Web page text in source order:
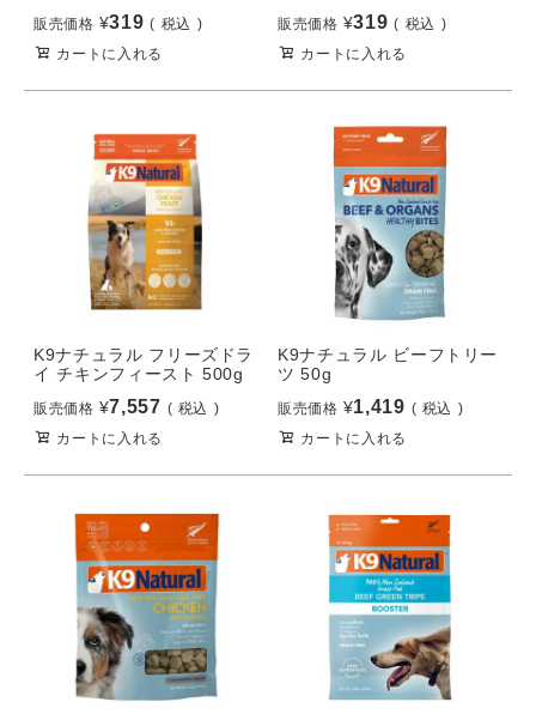
販売価格 ¥319
税込
カートに入れる
販売価格 ¥319
税込
カートに入れる
K9ナチュラル フリーズドラ
イ チキンフィースト 500g
販売価格 ¥7,557
税込
カートに入れる
K9ナチュラル ビーフトリー
ツ 50g
販売価格 ¥1,419
税込
カートに入れる